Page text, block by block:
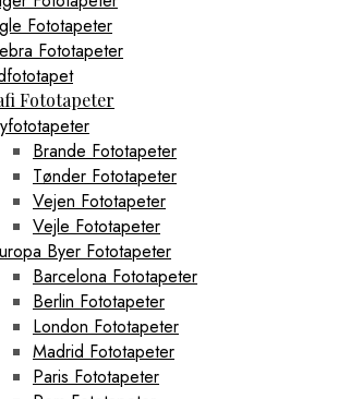
Fototapeter
Fototapeter
Fototapeter
Brande Fototapeter
Tønder Fototapeter
Vejen Fototapeter
Vejle Fototapeter
Byer Fototapeter
Barcelona Fototapeter
Berlin Fototapeter
London Fototapeter
Madrid Fototapeter
Paris Fototapeter